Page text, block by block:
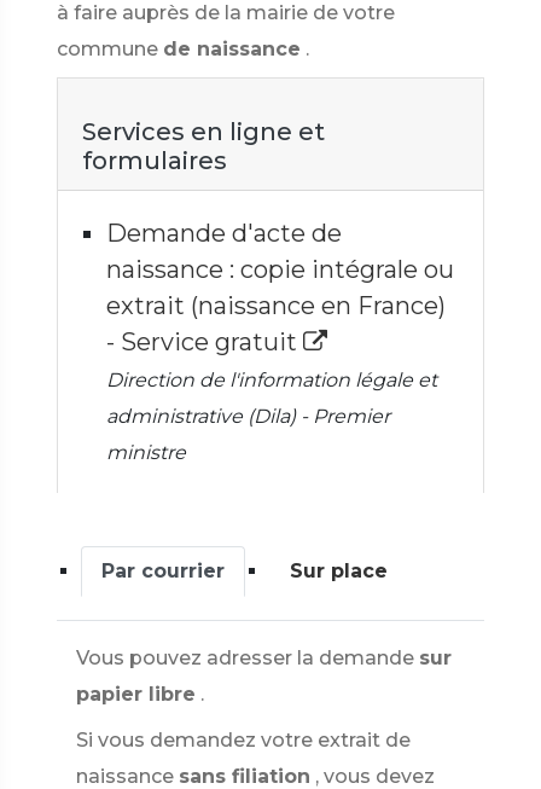
à faire auprès de la mairie de votre
commune de naissance .
Services en ligne et
formulaires
Demande d'acte de
naissance : copie intégrale ou
extrait (naissance en France)
- Service gratuit
Direction de l'information légale et
administrative (Dila) - Premier
ministre
Par courrier Sur place
Vous pouvez adresser la demande sur
papier libre .
Si vous demandez votre extrait de
naissance sans filiation , vous devez